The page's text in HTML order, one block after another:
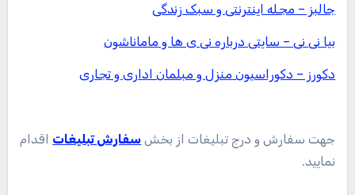
جالبز – مجله اینترنتی و سبک زندگی
بیا نی نی – سایتی درباره نی ی ها و ماماناشون
دکورز – دکوراسیون منزل و مبلمان اداری و تجاری
جهت سفارش و درج تبلیغات از بخش سفارش تبلیغات اقدام
نمایید.